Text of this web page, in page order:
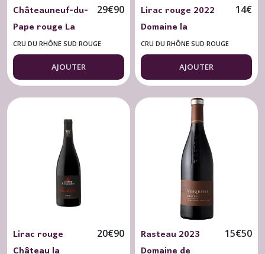
Châteauneuf-du-
Pape rouge La
Celestière 2022
"Tradition"
29€90
CRU DU RHÔNE SUD ROUGE
AJOUTER
Lirac rouge 2022
Domaine la
Genestière
14€
CRU DU RHÔNE SUD ROUGE
AJOUTER
Lirac rouge
20€90
Rasteau 2023
15€50